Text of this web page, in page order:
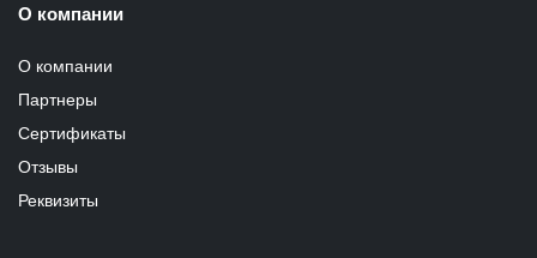
О компании
О компании
Партнеры
Сертификаты
Отзывы
Реквизиты